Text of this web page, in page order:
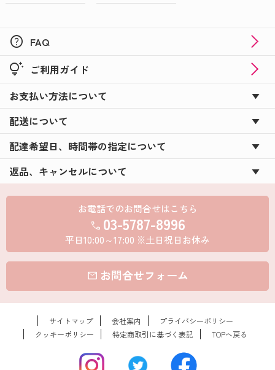
help FAQ
tips_and_updates ご利用ガイド
お支払い方法について
配送について
配達希望日、時間帯の指定について
返品、キャンセルについて
お電話でのお問合せはこちら
call 03-5787-8996
平日10:00～17:00 ※土日祝日お休み
mail お問合せフォーム
サイトマップ 会社案内
プライバシーポリシー
クッキーポリシー
特定商取引に基づく表記 TOPへ戻る